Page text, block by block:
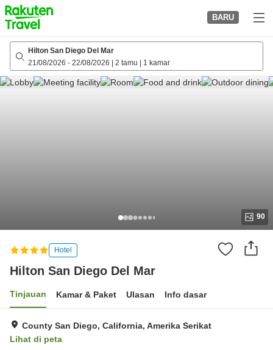
to
top
page
BARU
Hilton San Diego Del Mar
21/08/2026 - 22/08/2026 2 tamu 1 kamar
90
Hotel
Hilton San Diego Del Mar
Tinjauan Kamar & Paket Ulasan Info dasar
County San Diego, California, Amerika Serikat
Lihat di peta